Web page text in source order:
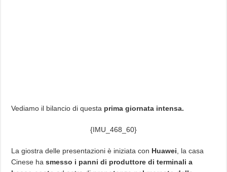
Vediamo il bilancio di questa prima giornata intensa.
{IMU_468_60}
La giostra delle presentazioni è iniziata con Huawei , la casa
Cinese ha smesso i panni di produttore di terminali a